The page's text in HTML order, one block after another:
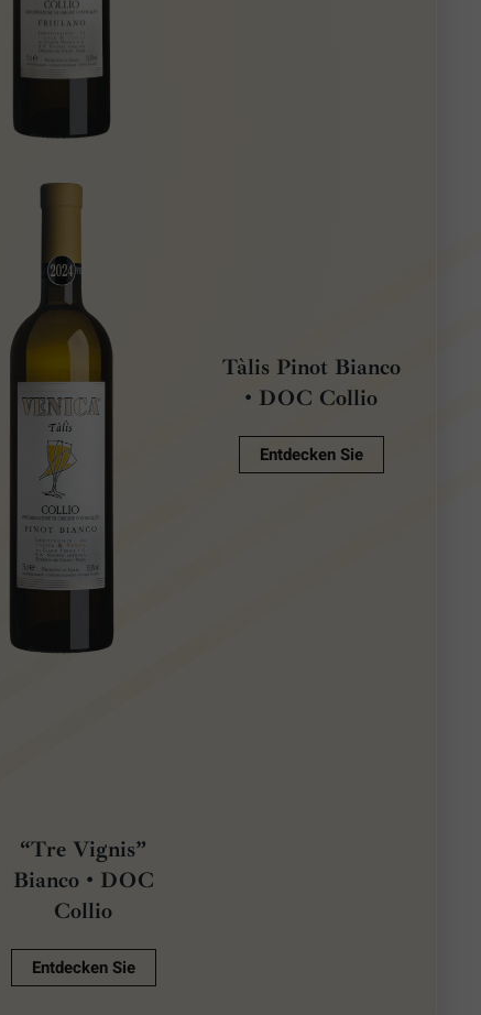
Tàlis Pinot Bianco
• DOC Collio
Entdecken Sie
“Tre Vignis”
Bianco • DOC
Collio
Entdecken Sie